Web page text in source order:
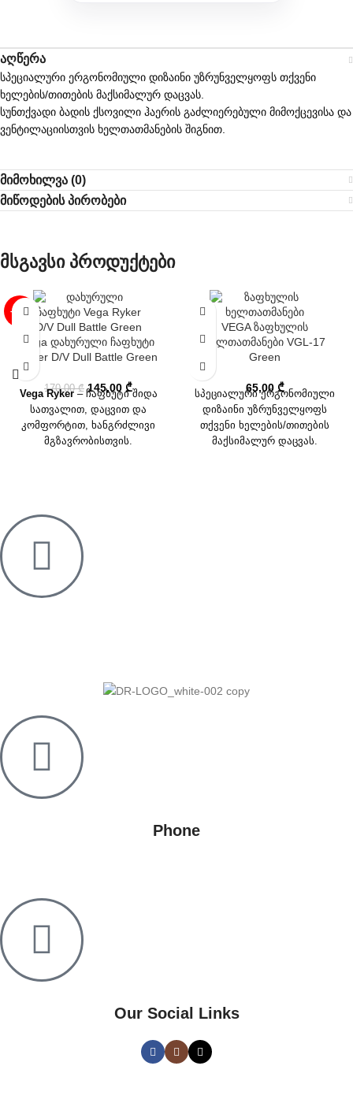
აღწერა
სპეციალური ერგონომიული დიზაინი უზრუნველყოფს თქვენი
ხელების/თითების მაქსიმალურ დაცვას.
სუნთქვადი ბადის ქსოვილი ჰაერის გაძლიერებული მიმოქცევისა და
ვენტილაციისთვის ხელთათმანების შიგნით.
მიმოხილვა (0)
მიწოდების პირობები
მსგავსი პროდუქტები
-15%
Vega დახურული ჩაფხუტი
Ryker D/V Dull Battle Green
170,00₾ 145,00 ₾
Vega Ryker– ჩაფხუტი შიდა
სათვალით, დაცვით და
კომფორტით, ხანგრძლივი
მგზავრობისთვის.
VEGA ზაფხულის
ხელთათმანები VGL-17
Green
65,00₾
სპეციალური ერგონომიული
დიზაინი უზრუნველყოფს
თქვენი ხელების/თითების
მაქსიმალურ დაცვას.
Phone
Our Social Links